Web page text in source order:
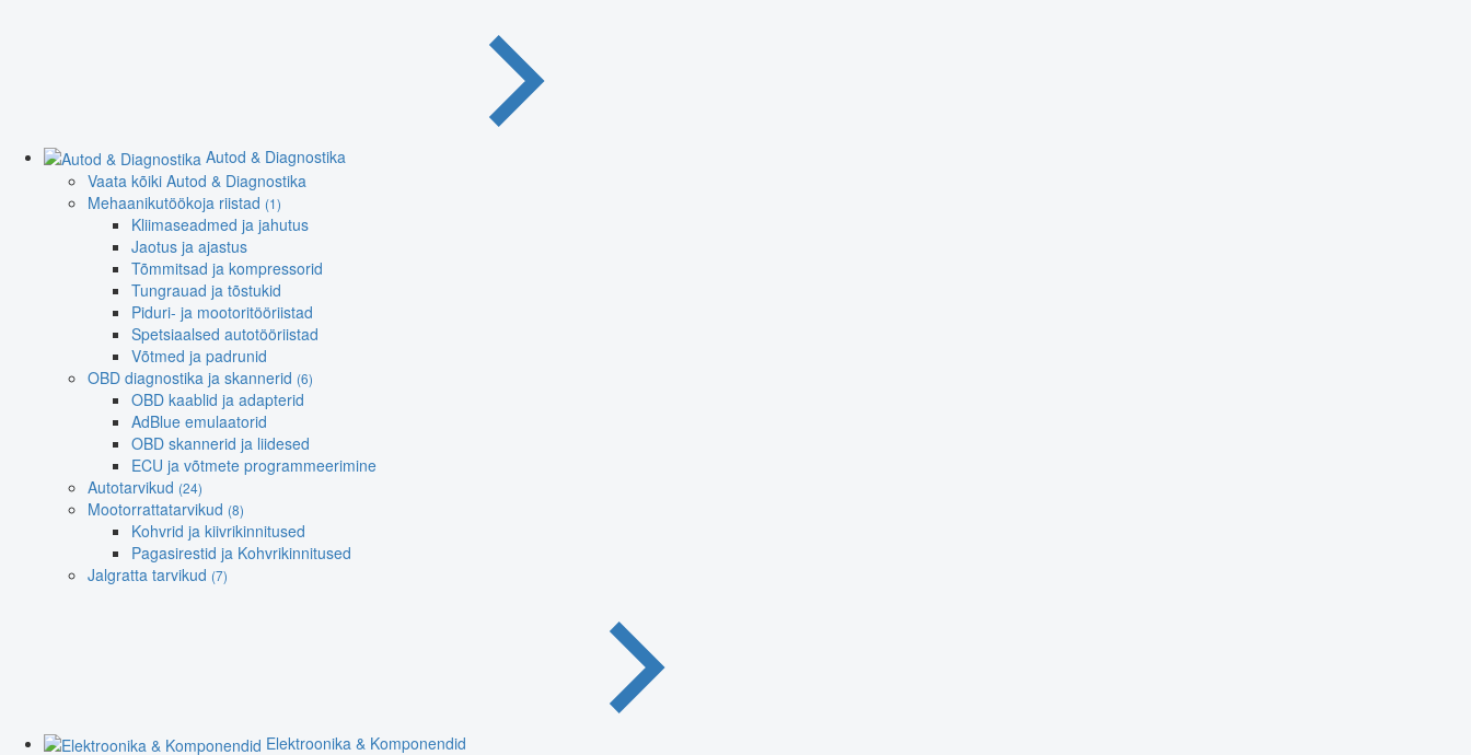
Autod & Diagnostika
Vaata kõiki Autod & Diagnostika
Mehaanikutöökoja riistad (1)
Kliimaseadmed ja jahutus
Jaotus ja ajastus
Tõmmitsad ja kompressorid
Tungrauad ja tõstukid
Piduri- ja mootoritööriistad
Spetsiaalsed autotööriistad
Võtmed ja padrunid
OBD diagnostika ja skannerid (6)
OBD kaablid ja adapterid
AdBlue emulaatorid
OBD skannerid ja liidesed
ECU ja võtmete programmeerimine
Autotarvikud (24)
Mootorrattatarvikud (8)
Kohvrid ja kiivrikinnitused
Pagasirestid ja Kohvrikinnitused
Jalgratta tarvikud (7)
Elektroonika & Komponendid